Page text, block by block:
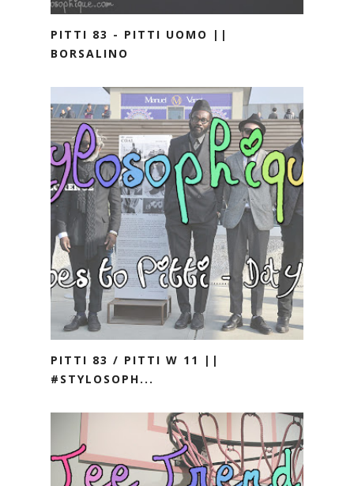
PITTI 83 - PITTI UOMO ||
BORSALINO
PITTI 83 / PITTI W 11 ||
#STYLOSOPH...